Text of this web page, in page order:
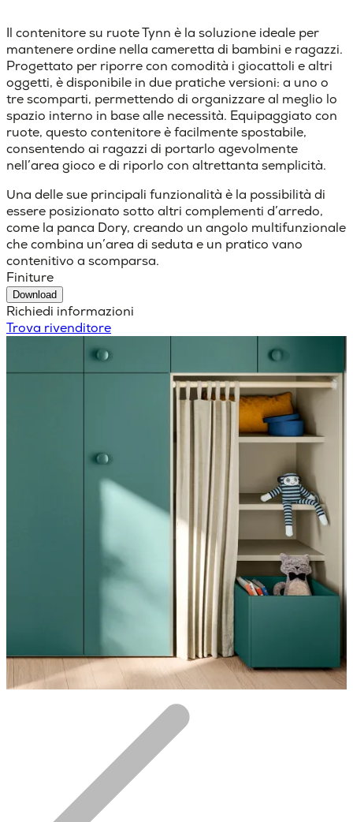
Il contenitore su ruote Tynn è la soluzione ideale per
mantenere ordine nella cameretta di bambini e ragazzi.
Progettato per riporre con comodità i giocattoli e altri
oggetti, è disponibile in due pratiche versioni: a uno o
tre scomparti, permettendo di organizzare al meglio lo
spazio interno in base alle necessità. Equipaggiato con
ruote, questo contenitore è facilmente spostabile,
consentendo ai ragazzi di portarlo agevolmente
nell’area gioco e di riporlo con altrettanta semplicità.
Una delle sue principali funzionalità è la possibilità di
essere posizionato sotto altri complementi d’arredo,
come la panca Dory, creando un angolo multifunzionale
che combina un’area di seduta e un pratico vano
contenitivo a scomparsa.
Finiture
Download
Richiedi informazioni
Trova rivenditore